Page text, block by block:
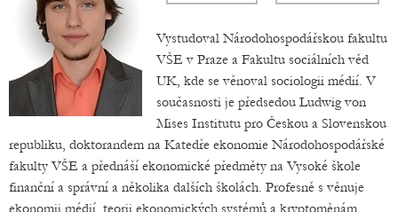
Vystudoval Národohospodářskou fakultu
VŠE v Praze a Fakultu sociálních věd
UK, kde se věnoval sociologii médií. V
současnosti je předsedou Ludwig von
Mises Institutu pro Českou a Slovenskou
republiku, doktorandem na Katedře ekonomie Národohospodářské
fakulty VŠE a přednáší ekonomické předměty na Vysoké škole
finanční a správní a několika dalších školách. Profesně s věnuje
ekonomii médií, teorii ekonomických systémů a kryptoměnám.